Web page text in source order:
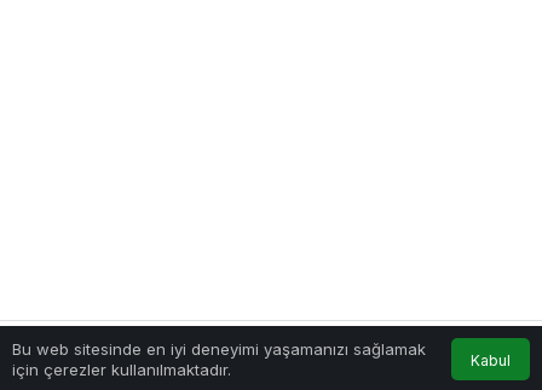
Bu web sitesinde en iyi deneyimi yaşamanızı sağlamak
için çerezler kullanılmaktadır.
Kabul
Anasayfa